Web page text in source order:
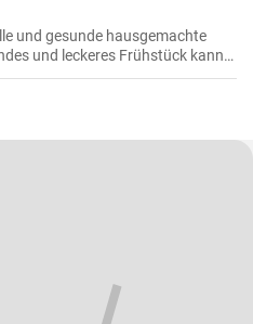
und gesunde hausgemachte
und leckeres Frühstück kann